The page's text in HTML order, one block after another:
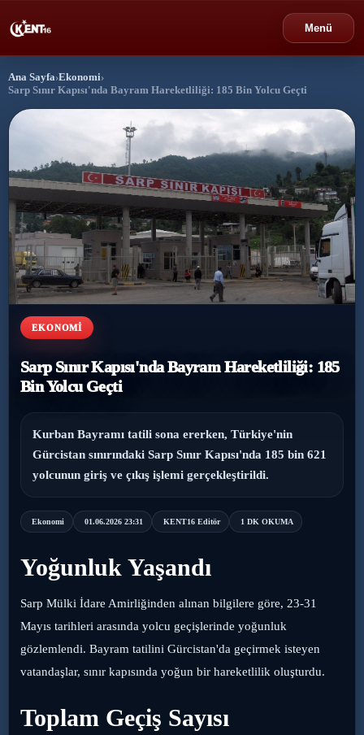
Menü
Bursa
›
Politika ›
Spor ›
Ekonomi ›
Eğitim ›
Dünya
Magazin
Sağlık
Yaşam
Ana Sayfa›Ekonomi›
Sarp Sınır Kapısı'nda Bayram Hareketliliği: 185 Bin Yolcu Geçti
EKONOMI
Sarp Sınır Kapısı'nda Bayram Hareketliliği: 185
Bin Yolcu Geçti
Kurban Bayramı tatili sona ererken, Türkiye'nin
Gürcistan sınırındaki Sarp Sınır Kapısı'nda 185 bin 621
yolcunun giriş ve çıkış işlemi gerçekleştirildi.
Ekonomi 01.06.2026 23:31 KENT16 Editör 1 DK OKUMA
Yoğunluk Yaşandı
Sarp Mülki İdare Amirliğinden alınan bilgilere göre, 23-31
Mayıs tarihleri arasında yolcu geçişlerinde yoğunluk
gözlemlendi. Bayram tatilini Gürcistan'da geçirmek isteyen
vatandaşlar, sınır kapısında yoğun bir hareketlilik oluşturdu.
Toplam Geçiş Sayısı